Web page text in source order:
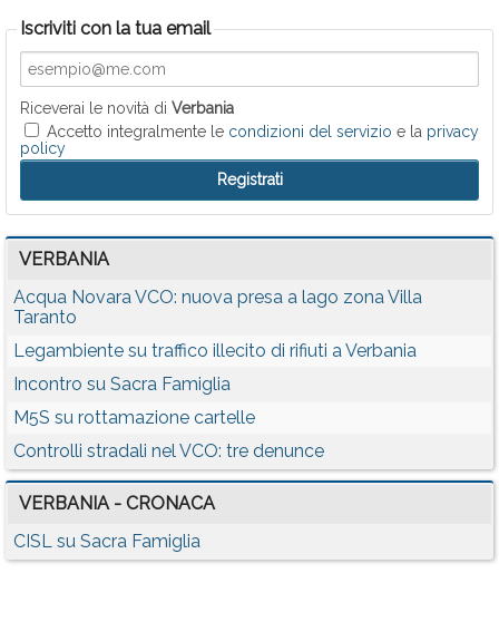
Iscriviti con la tua email
Riceverai le novità di Verbania
Accetto integralmente le condizioni del servizio e la privacy
policy
VERBANIA
Acqua Novara VCO: nuova presa a lago zona Villa
Taranto
Legambiente su traffico illecito di rifiuti a Verbania
Incontro su Sacra Famiglia
M5S su rottamazione cartelle
Controlli stradali nel VCO: tre denunce
VERBANIA - CRONACA
CISL su Sacra Famiglia